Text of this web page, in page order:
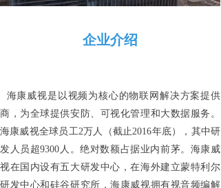
企业介绍
海康威视是以视频为核心的物联网解决方案提供
商，为全球提供安防、可视化管理和大数据服务。
海康威视全球员工2万人（截止2016年底），其中研
发人员超9300人。绝对数额占据业内前茅。海康威
视在国内设有五大研发中心，在海外建立蒙特利尔
研发中心和硅谷研究所，海康威视拥有视音频编解